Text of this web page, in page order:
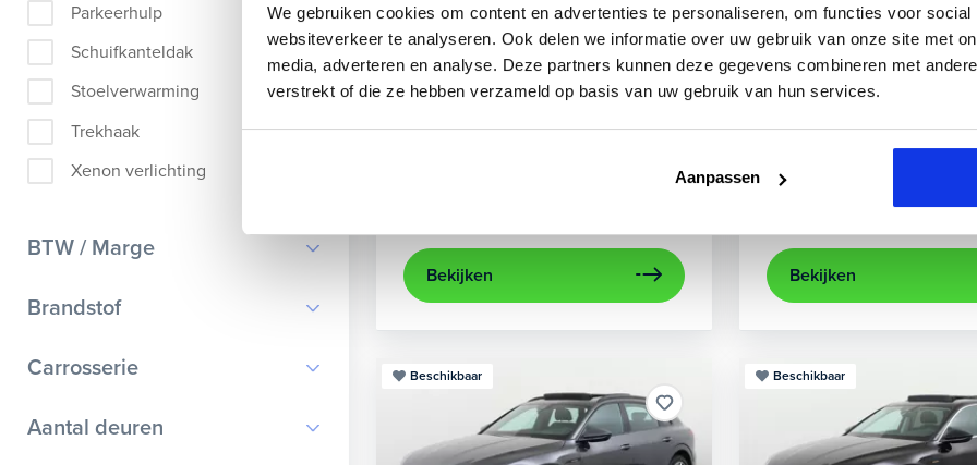
We gebruiken cookies om content en advertenties te personaliseren, om functies voor social
websiteverkeer te analyseren. Ook delen we informatie over uw gebruik van onze site met
media, adverteren en analyse. Deze partners kunnen deze gegevens combineren met
verstrekt of die ze hebben verzameld op basis van uw gebruik van hun services.
Aanpassen
Parkeerhulp
Schuifkanteldak
Stoelverwarming
Trekhaak
Xenon verlichting
BTW / Marge
BTW
Brandstof
Benzine
Elektrisch
Carrosserie
Bestelauto
Aantal deuren
Audi A3
Sportback 40 TFSIe Advanced
lichtmetalen
Bekijken
Audi A3
Sportback 40 TFSIe Plug-In
achteruitrijcamera
Kopen
Bekijken
Beschikbaar Beschikbaar